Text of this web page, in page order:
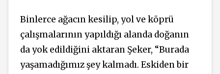
Binlerce ağacın kesilip, yol ve köprü
çalışmalarının yapıldığı alanda doğanın
da yok edildiğini aktaran Şeker, “Burada
yaşamadığımız şey kalmadı. Eskiden bir